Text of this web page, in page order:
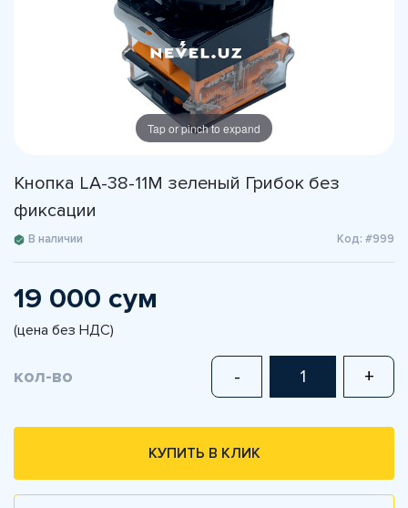
Tap or pinch to expand
Кнопка LA-38-11M зеленый Грибок без
фиксации
В наличии Код: #999
19 000 сум
(цена без НДС)
кол-во - +
КУПИТЬ В КЛИК